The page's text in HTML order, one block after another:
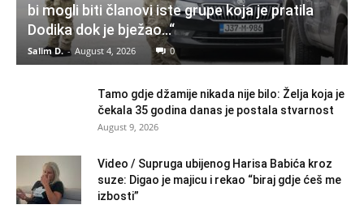
bi mogli biti članovi iste grupe koja je pratila
Dodika dok je bježao…“
Salim D. - August 4, 2026 0
Tamo gdje džamije nikada nije bilo: Želja koja je
čekala 35 godina danas je postala stvarnost
August 9, 2026
Video / Supruga ubijenog Harisa Babića kroz
suze: Digao je majicu i rekao “biraj gdje ćeš me
izbosti”